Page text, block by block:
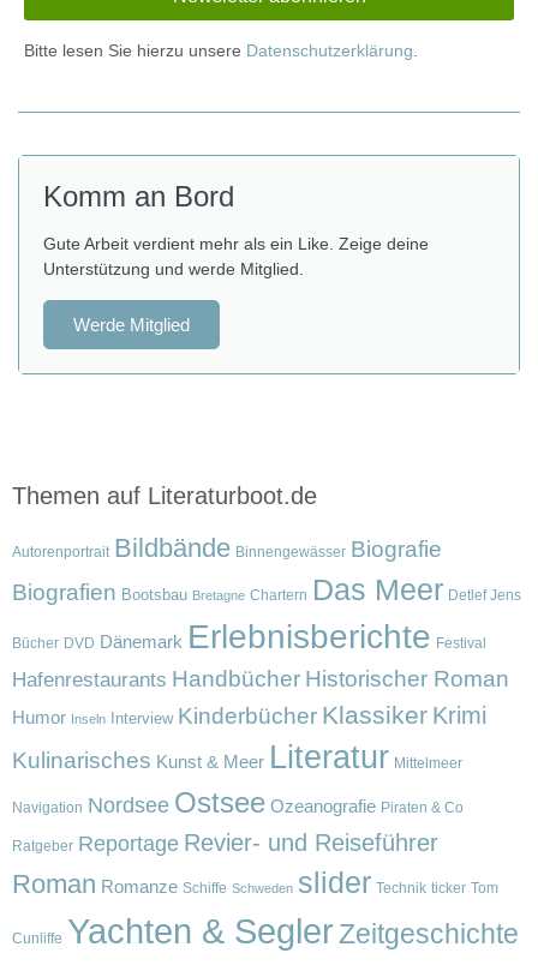
Bitte lesen Sie hierzu unsere Datenschutzerklärung.
Komm an Bord
Gute Arbeit verdient mehr als ein Like. Zeige deine
Unterstützung und werde Mitglied.
Werde Mitglied
Themen auf Literaturboot.de
Autorenportrait Bildbände Binnengewässer Biografie
Biografien Bootsbau Bretagne Chartern Das Meer Detlef Jens
Bücher DVD Dänemark Erlebnisberichte Festival
Hafenrestaurants Handbücher Historischer Roman
Humor Inseln Interview Kinderbücher Klassiker Krimi
Kulinarisches Kunst & Meer Literatur Mittelmeer
Navigation Nordsee Ostsee Ozeanografie Piraten & Co
Ratgeber Reportage Revier- und Reiseführer
Roman Romanze Schiffe Schweden slider Technik ticker Tom
Cunliffe Yachten & SeglerZeitgeschichte